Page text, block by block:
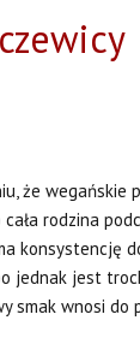
że wegańskie
rodzina
konsystencję
jednak jest
smak wnosi